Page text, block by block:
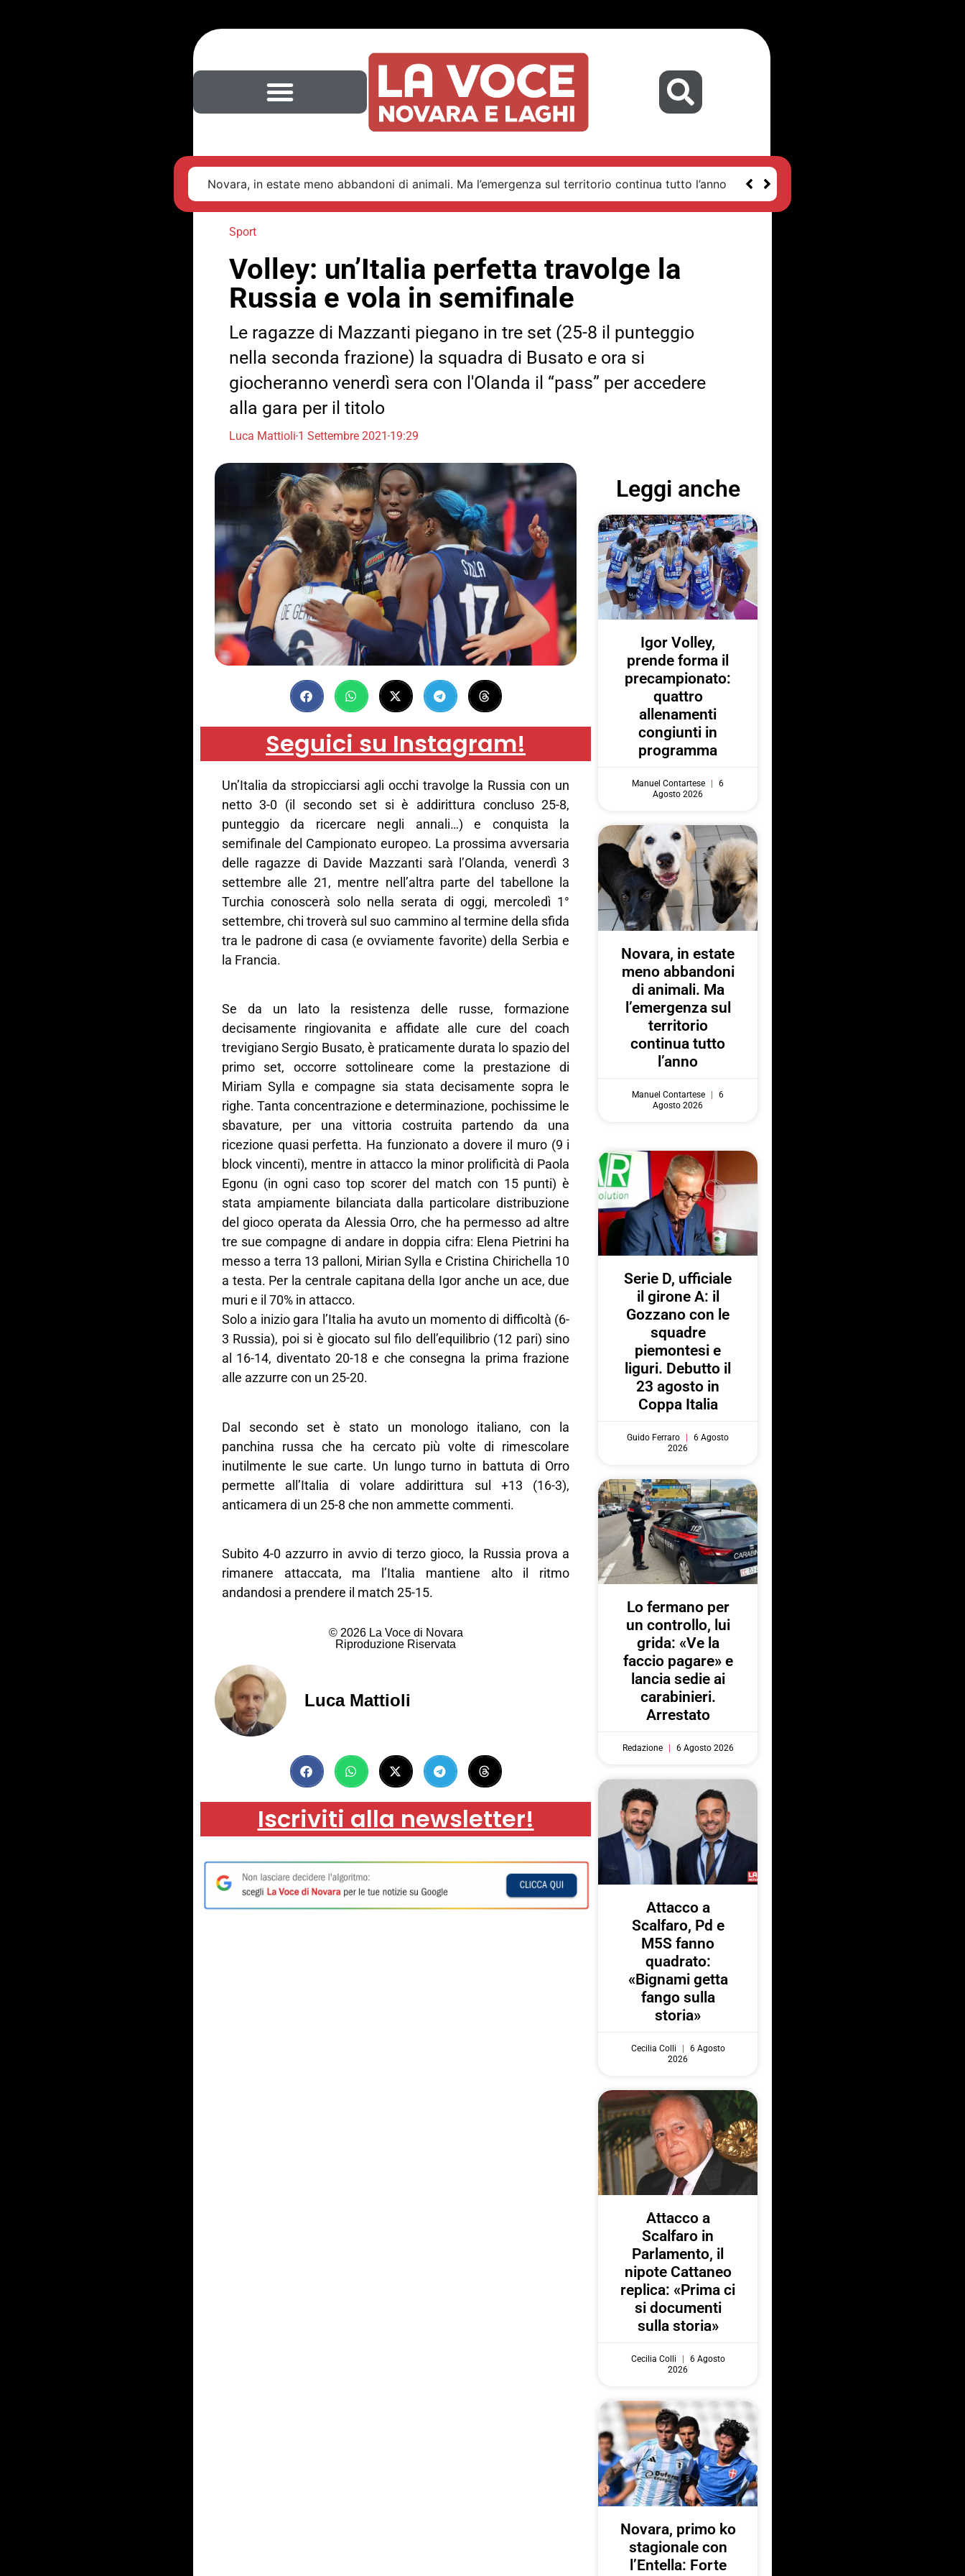
Novara, in estate meno abbandoni di animali. Ma l’emergenza sul territorio continua tutto l’anno
Sport
Volley: un’Italia perfetta travolge la
Russia e vola in semifinale
Le ragazze di Mazzanti piegano in tre set (25-8 il punteggio
nella seconda frazione) la squadra di Busato e ora si
giocheranno venerdì sera con l'Olanda il “pass” per accedere
alla gara per il titolo
Luca Mattioli1 Settembre 2021 19:29
Seguici su Instagram!
Un’Italia da stropicciarsi agli occhi travolge la Russia con un
netto 3-0 (il secondo set si è addirittura concluso 25-8,
punteggio da ricercare negli annali…) e conquista la
semifinale del Campionato europeo. La prossima avversaria
delle ragazze di Davide Mazzanti sarà l’Olanda, venerdì 3
settembre alle 21, mentre nell’altra parte del tabellone la
Turchia conoscerà solo nella serata di oggi, mercoledì 1°
settembre, chi troverà sul suo cammino al termine della sfida
tra le padrone di casa (e ovviamente favorite) della Serbia e
la Francia.
Se da un lato la resistenza delle russe, formazione
decisamente ringiovanita e affidate alle cure del coach
trevigiano Sergio Busato, è praticamente durata lo spazio del
primo set, occorre sottolineare come la prestazione di
Miriam Sylla e compagne sia stata decisamente sopra le
righe. Tanta concentrazione e determinazione, pochissime le
sbavature, per una vittoria costruita partendo da una
ricezione quasi perfetta. Ha funzionato a dovere il muro (9 i
block vincenti), mentre in attacco la minor prolificità di Paola
Egonu (in ogni caso top scorer del match con 15 punti) è
stata ampiamente bilanciata dalla particolare distribuzione
del gioco operata da Alessia Orro, che ha permesso ad altre
tre sue compagne di andare in doppia cifra: Elena Pietrini ha
messo a terra 13 palloni, Mirian Sylla e Cristina Chirichella 10
a testa. Per la centrale capitana della Igor anche un ace, due
muri e il 70% in attacco.
Solo a inizio gara l’Italia ha avuto un momento di difficoltà (6-
3 Russia), poi si è giocato sul filo dell’equilibrio (12 pari) sino
al 16-14, diventato 20-18 e che consegna la prima frazione
alle azzurre con un 25-20.
Dal secondo set è stato un monologo italiano, con la
panchina russa che ha cercato più volte di rimescolare
inutilmente le sue carte. Un lungo turno in battuta di Orro
permette all’Italia di volare addirittura sul +13 (16-3),
anticamera di un 25-8 che non ammette commenti.
Subito 4-0 azzurro in avvio di terzo gioco, la Russia prova a
rimanere attaccata, ma l’Italia mantiene alto il ritmo
andandosi a prendere il match 25-15.
© 2026 La Voce di Novara
Riproduzione Riservata
Luca Mattioli
Iscriviti alla newsletter!
Leggi anche
Igor Volley,
prende forma il
precampionato:
quattro
allenamenti
congiunti in
programma
Manuel Contartese
6
Agosto 2026
Novara, in estate
meno abbandoni
di animali. Ma
l’emergenza sul
territorio
continua tutto
l’anno
Manuel Contartese
6
Agosto 2026
Serie D, ufficiale
il girone A: il
Gozzano con le
squadre
piemontesi e
liguri. Debutto il
23 agosto in
Coppa Italia
Guido Ferraro
6 Agosto
2026
Lo fermano per
un controllo, lui
grida: «Ve la
faccio pagare» e
lancia sedie ai
carabinieri.
Arrestato
Redazione 6 Agosto 2026
Attacco a
Scalfaro, Pd e
M5S fanno
quadrato:
«Bignami getta
fango sulla
storia»
Cecilia Colli
6 Agosto
2026
Attacco a
Scalfaro in
Parlamento, il
nipote Cattaneo
replica: «Prima ci
si documenti
sulla storia»
Cecilia Colli
6 Agosto
2026
Novara, primo ko
stagionale con
l’Entella: Forte